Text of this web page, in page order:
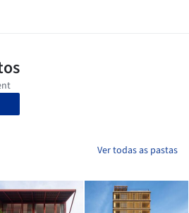
Ver todas as pastas